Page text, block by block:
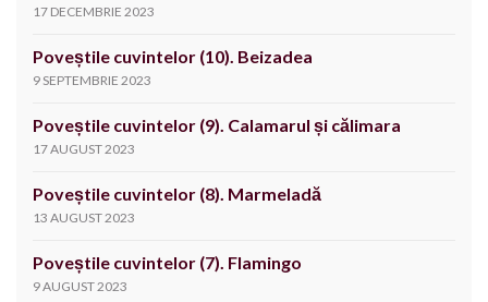
17 DECEMBRIE 2023
Poveștile cuvintelor (10). Beizadea
9 SEPTEMBRIE 2023
Poveștile cuvintelor (9). Calamarul și călimara
17 AUGUST 2023
Poveștile cuvintelor (8). Marmeladă
13 AUGUST 2023
Poveștile cuvintelor (7). Flamingo
9 AUGUST 2023